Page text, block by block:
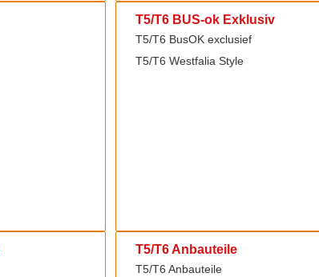
T5/T6 BUS-ok Exklusiv
T5/T6 BusOK exclusief
T5/T6 Westfalia Style
T5/T6 Anbauteile
T5/T6 Anbauteile